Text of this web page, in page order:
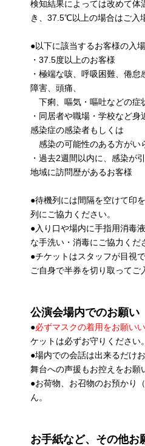
検知結果によっては改めて体
き、37.5℃以上の場合はご入
●以下に該当するお客様の入
・37.5度以上のお客様
・極端な咳、呼吸困難、倦
障害、頭痛、
下痢、嘔気・嘔吐などの症
・同居者や職場・学校など
感染症の感染者もしくは
感染の可能性のある方がい
・過去2週間以内に、感染が
地域に訪問歴があるお客様
●待機列には間隔を空けて印
列にご協力ください。
●入り口や場内に手指用消毒
な手洗い・消毒にご協力くだ
●チケットはスタッフが目視
ご自身で半券を切り取ってご
公演会場内でのお願い
●必ずマスクの着用をお願いい
ケットは必ずお守りください。
●場内での会話は出来るだけ
舞台への声援もお控えをお願
●お荷物、お召物のお預かり
ん。
お手紙など、その他お